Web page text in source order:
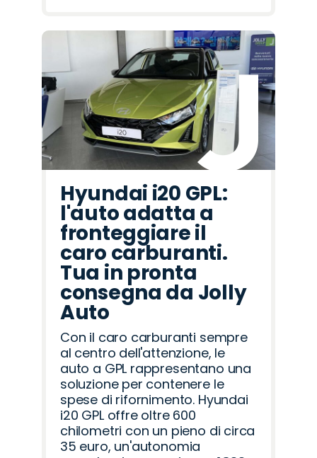
Hyundai i20 GPL:
l'auto adatta a
fronteggiare il
caro carburanti.
Tua in pronta
consegna da Jolly
Auto
Con il caro carburanti sempre
al centro dell'attenzione, le
auto a GPL rappresentano una
soluzione per contenere le
spese di rifornimento. Hyundai
i20 GPL offre oltre 600
chilometri con un pieno di circa
35 euro, un'autonomia